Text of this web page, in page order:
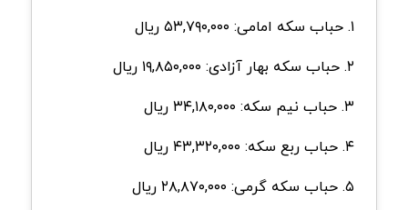
۱. حباب سکه امامی: ۵۳,۷۹۰,۰۰۰ ریال
۲. حباب سکه بهار آزادی: ۱۹,۸۵۰,۰۰۰ ریال
۳. حباب نیم سکه: ۳۴,۱۸۰,۰۰۰ ریال
۴. حباب ربع سکه: ۴۳,۳۲۰,۰۰۰ ریال
۵. حباب سکه گرمی: ۲۸,۸۷۰,۰۰۰ ریال